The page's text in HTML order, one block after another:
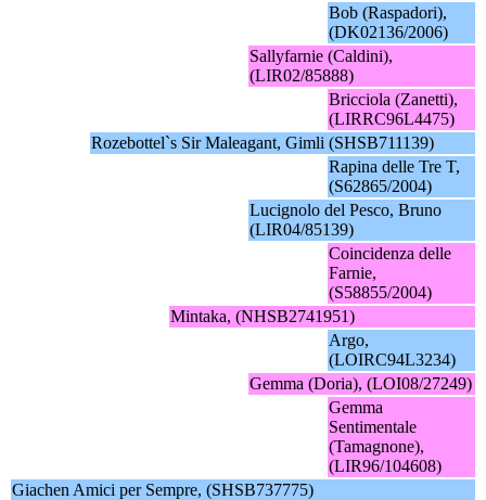
Bob (Raspadori),
(DK02136/2006)
Sallyfarnie (Caldini),
(LIR02/85888)
Bricciola (Zanetti),
(LIRRC96L4475)
Rozebottel`s Sir Maleagant, Gimli (SHSB711139)
Rapina delle Tre T,
(S62865/2004)
Lucignolo del Pesco, Bruno
(LIR04/85139)
Coincidenza delle
Farnie,
(S58855/2004)
Mintaka, (NHSB2741951)
Argo,
(LOIRC94L3234)
Gemma (Doria), (LOI08/27249)
Gemma
Sentimentale
(Tamagnone),
(LIR96/104608)
Giachen Amici per Sempre, (SHSB737775)